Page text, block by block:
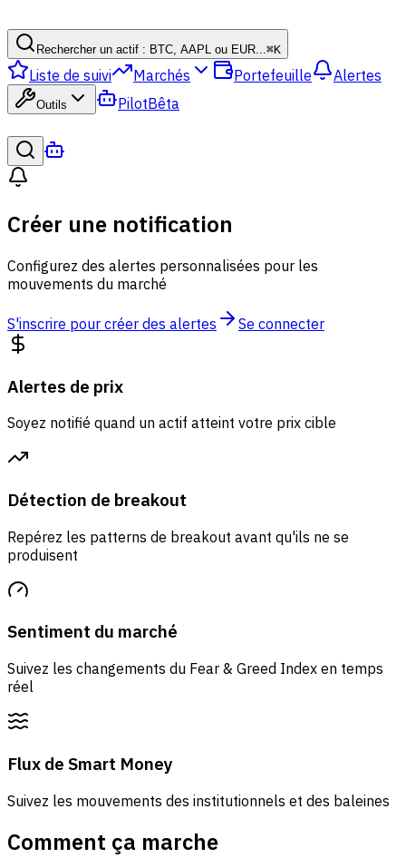
Rechercher un actif : BTC, AAPL ou EUR...⌘K
Liste de suivi Marchés Portefeuille Alertes
Outils PilotBêta
Créer une notification
Configurez des alertes personnalisées pour les
mouvements du marché
S'inscrire pour créer des alertes Se connecter
Alertes de prix
Soyez notifié quand un actif atteint votre prix cible
Détection de breakout
Repérez les patterns de breakout avant qu'ils ne se
produisent
Sentiment du marché
Suivez les changements du Fear & Greed Index en temps
réel
Flux de Smart Money
Suivez les mouvements des institutionnels et des baleines
Comment ça marche